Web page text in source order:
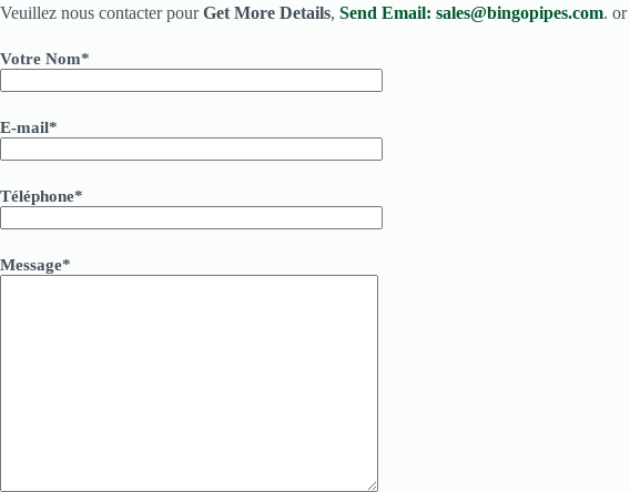
Veuillez nous contacter pourGet More Details, Send Email: sales@bingopipes.com. or
Votre Nom*
E-mail*
Téléphone*
Message*